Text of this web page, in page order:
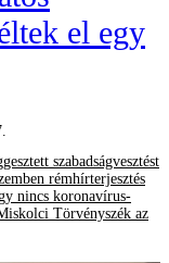
el egy
szabadságvesztést
rémhírterjesztés
nincs koronavírus-
Törvényszék az